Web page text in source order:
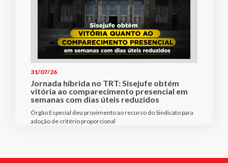
31/07/26
Jornada híbrida no TRT: Sisejufe obtém
vitória ao comparecimento presencial em
semanas com dias úteis reduzidos
Órgão Especial deu provimento ao recurso do Sindicato para
adoção de critério proporcional